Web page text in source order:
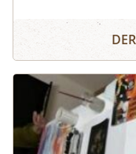
gedeihen hier
sowie neue und
der
können die
einen lustigen
Jesuitengarten
Entdecke die